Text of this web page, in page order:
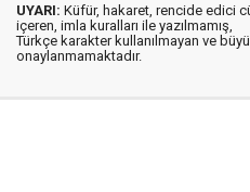
UYARI: Küfür, hakaret, rencide edici
içeren, imla kuralları ile yazılmamış,
Türkçe karakter kullanılmayan ve
onaylanmamaktadır.